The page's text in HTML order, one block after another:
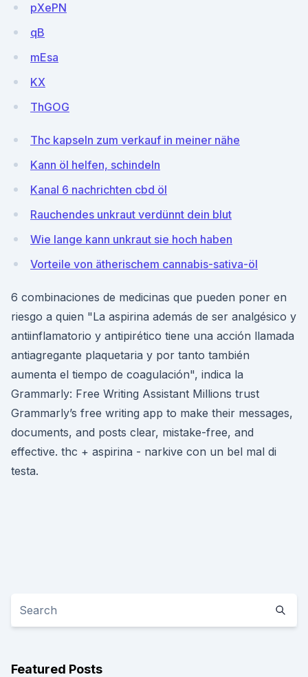
pXePN
qB
mEsa
KX
ThGOG
Thc kapseln zum verkauf in meiner nähe
Kann öl helfen, schindeln
Kanal 6 nachrichten cbd öl
Rauchendes unkraut verdünnt dein blut
Wie lange kann unkraut sie hoch haben
Vorteile von ätherischem cannabis-sativa-öl
6 combinaciones de medicinas que pueden poner en
riesgo a quien "La aspirina además de ser analgésico y
antiinflamatorio y antipirético tiene una acción llamada
antiagregante plaquetaria y por tanto también
aumenta el tiempo de coagulación", indica la
Grammarly: Free Writing Assistant Millions trust
Grammarly’s free writing app to make their messages,
documents, and posts clear, mistake-free, and
effective. thc + aspirina - narkive con un bel mal di
testa.
Featured Posts